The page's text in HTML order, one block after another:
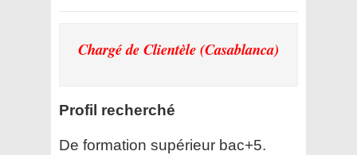
Chargé de Clientèle (Casablanca)
Profil recherché
De formation supérieur bac+5.